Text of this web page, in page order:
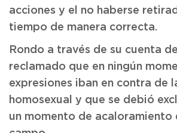
acciones y el no haberse
tiempo de manera correcta.
Rondo a través de su cuenta
reclamado que en ningún
expresiones iban en contra de
homosexual y que se debió
un momento de acaloramiento